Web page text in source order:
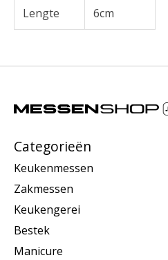
Lengte 6cm
Categorieën
Keukenmessen
Zakmessen
Keukengerei
Bestek
Manicure